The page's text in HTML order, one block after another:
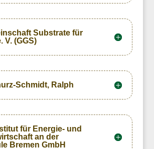
Substrate für
V. (GGS)
Schmidt, Ralph
für Energie- und
an der
Bremen GmbH